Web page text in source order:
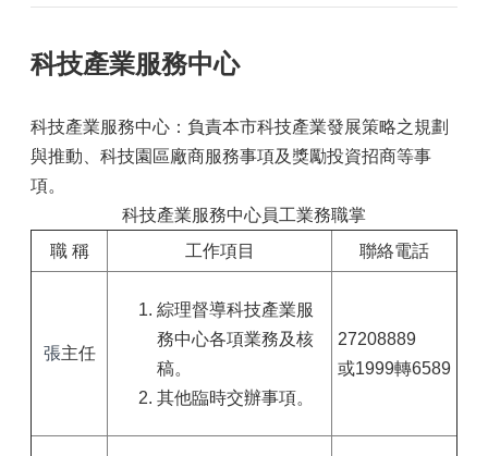
科技產業服務中心
科技產業服務中心：負責本市科技產業發展策略之規劃
與推動、科技園區廠商服務事項及獎勵投資招商等事
項。
職 稱 工作項目 聯絡電話
科技產業服務中心員工業務職掌
張主任
綜理督導科技產業服
務中心各項業務及核
稿。
其他臨時交辦事項。
27208889
或1999轉6589